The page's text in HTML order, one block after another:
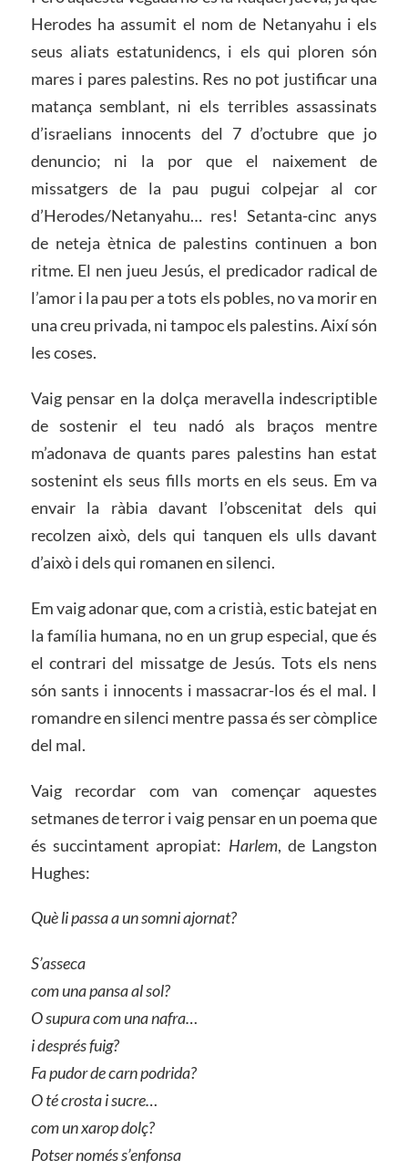
Herodes ha assumit el nom de Netanyahu i els
seus aliats estatunidencs, i els qui ploren són
mares i pares palestins. Res no pot justificar una
matança semblant, ni els terribles assassinats
d’israelians innocents del 7 d’octubre que jo
denuncio; ni la por que el naixement de
missatgers de la pau pugui colpejar al cor
d’Herodes/Netanyahu… res! Setanta-cinc anys
de neteja ètnica de palestins continuen a bon
ritme. El nen jueu Jesús, el predicador radical de
l’amor i la pau per a tots els pobles, no va morir en
una creu privada, ni tampoc els palestins. Així són
les coses.
Vaig pensar en la dolça meravella indescriptible
de sostenir el teu nadó als braços mentre
m’adonava de quants pares palestins han estat
sostenint els seus fills morts en els seus. Em va
envair la ràbia davant l’obscenitat dels qui
recolzen això, dels qui tanquen els ulls davant
d’això i dels qui romanen en silenci.
Em vaig adonar que, com a cristià, estic batejat en
la família humana, no en un grup especial, que és
el contrari del missatge de Jesús. Tots els nens
són sants i innocents i massacrar-los és el mal. I
romandre en silenci mentre passa és ser còmplice
del mal.
Vaig recordar com van començar aquestes
setmanes de terror i vaig pensar en un poema que
és succintament apropiat: Harlem, de Langston
Hughes:
Què li passa a un somni ajornat?
S’asseca
com una pansa al sol?
O supura com una nafra…
i després fuig?
Fa pudor decarn podrida?
O té crosta i sucre…
com un xarop dolç?
Potser només s’enfonsa